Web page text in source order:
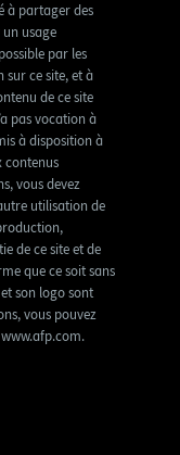
à partager des
usage
par les
sur ce site, et à
de ce site
pas vocation à
à disposition à
contenus
vous devez
utilisation de
de ce site et de
que ce soit sans
et son logo sont
vous pouvez